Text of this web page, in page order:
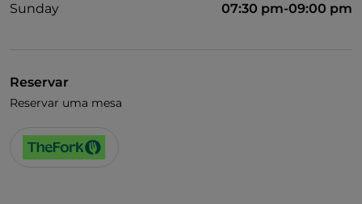
Sunday
07:30 pm-09:00 pm
Reservar
Reservar uma mesa